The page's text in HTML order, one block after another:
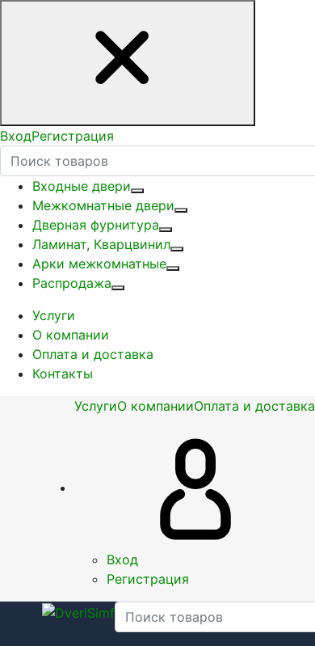
ВходРегистрация
Входные двери
Межкомнатные двери
Дверная фурнитура
Ламинат, Кварцвинил
Арки межкомнатные
Распродажа
Услуги
О компании
Оплата и доставка
Контакты
УслугиО компанииОплата и доставка
Вход
Регистрация